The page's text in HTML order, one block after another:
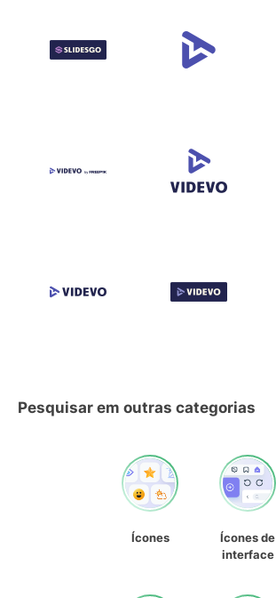
Pesquisar em outras categorias
Ícones
Ícones de
interface